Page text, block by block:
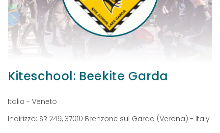
Kiteschool: Beekite Garda
Italia - Veneto
Indirizzo: SR 249, 37010 Brenzone sul Garda (Verona) - Italy